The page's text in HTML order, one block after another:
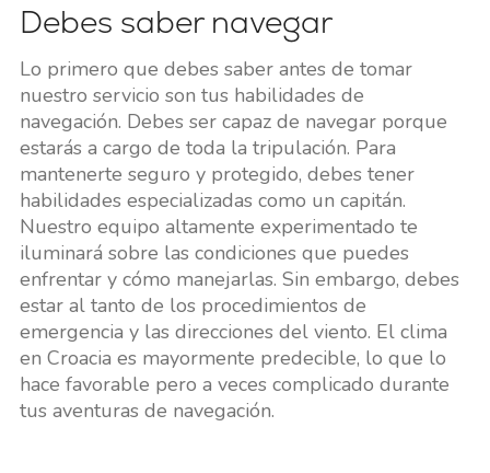
Debes saber navegar
Lo primero que debes saber antes de tomar
nuestro servicio son tus habilidades de
navegación. Debes ser capaz de navegar porque
estarás a cargo de toda la tripulación. Para
mantenerte seguro y protegido, debes tener
habilidades especializadas como un capitán.
Nuestro equipo altamente experimentado te
iluminará sobre las condiciones que puedes
enfrentar y cómo manejarlas. Sin embargo, debes
estar al tanto de los procedimientos de
emergencia y las direcciones del viento. El clima
en Croacia es mayormente predecible, lo que lo
hace favorable pero a veces complicado durante
tus aventuras de navegación.